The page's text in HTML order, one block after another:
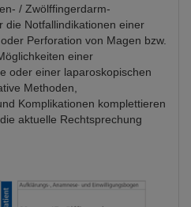
/ Zwölffingerdarm-
die Notfallindikationen einer
Perforation von Magen bzw.
einer
oder einer laparoskopischen
Methoden,
Komplikationen komplettieren
aktuelle Rechtsprechung